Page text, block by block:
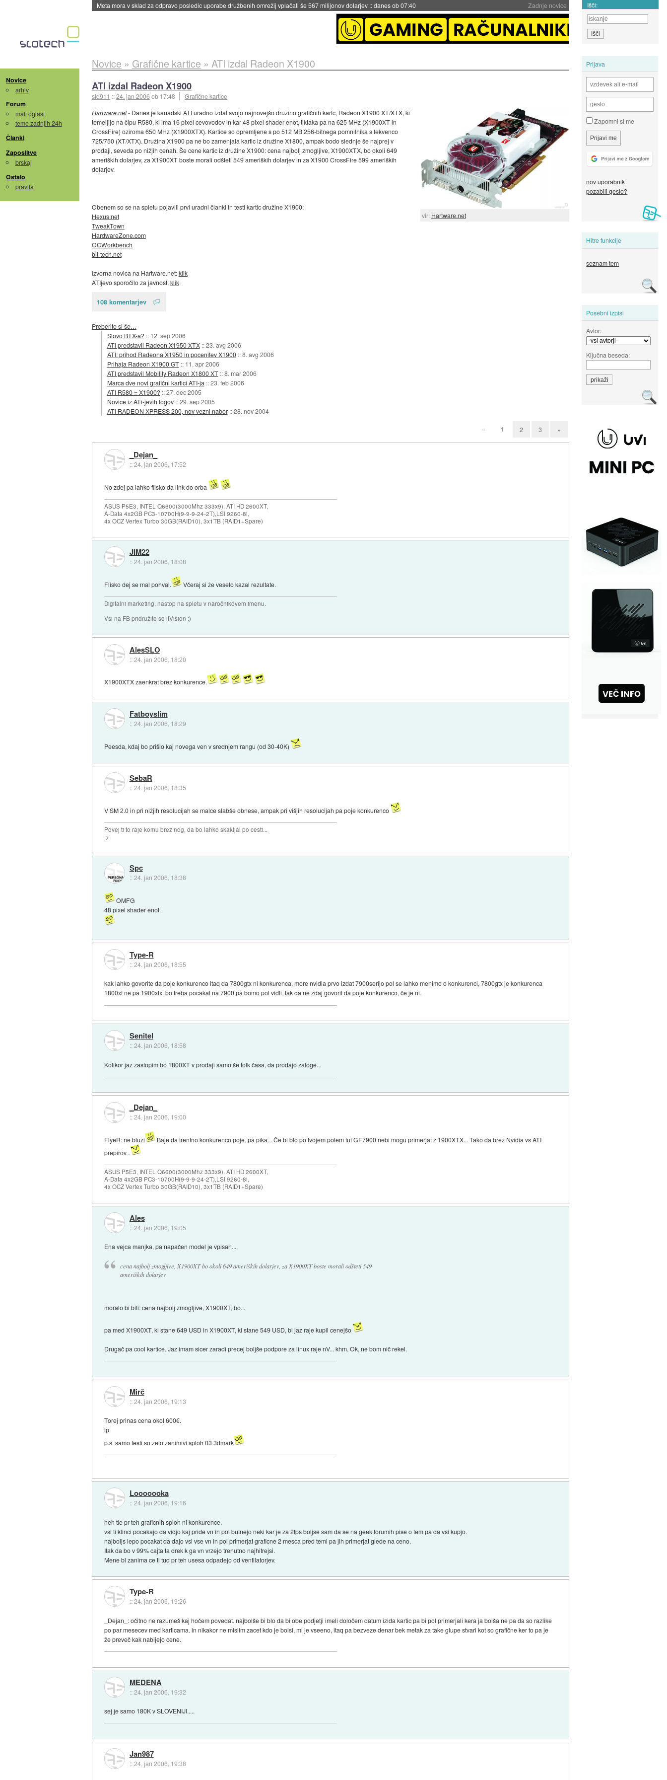
Zadnje novice
Meta mora v sklad za odpravo posledic uporabe družbenih omrežij vplačati še 567 milijonov dolarjev ::danes ob 07:40 Išči:
Novice
arhiv
Forum
mali oglasi
teme zadnjih 24h
Članki
Zaposlitve
brskaj
Ostalo
pravila
Prijava
Zapomni si me
nov uporabnik
pozabili geslo?
Hitre funkcije
seznam tem
Posebni izpisi
Avtor:
Ključna beseda:
Novice » Grafične kartice » ATI izdal Radeon X1900
ATI izdal Radeon X1900
sid911 ::24. jan 2006ob 17:48 Grafične kartice
vir: Hartware.net
Hartware.net- Danes je kanadski ATIuradno izdal svojo najnovejšo družino grafičnih kartc, Radeon X1900 XT/XTX, ki
temeljijo na čipu R580, ki ima 16 pixel cevovodov in kar 48 pixel shader enot, tiktaka pa na 625 MHz (X1900XT in
CrossFire) oziroma 650 MHz (X1900XTX). Kartice so opremljene s po 512 MB 256-bitnega pomnilnika s fekvenco
725/750 (XT/XTX). Družina X1900 pa ne bo zamenjala kartic iz družine X1800, ampak bodo slednje še najprej v
prodaji, seveda po nižjih cenah. Še cene kartic iz družine X1900: cena najbolj zmogljive, X1900XTX, bo okoli 649
ameriških dolarjev, za X1900XT boste morali odšteti 549 ameriških dolarjev in za X1900 CrossFire 599 ameriških
dolarjev.
Obenem so se na spletu pojavili prvi uradni članki in testi kartic družine X1900:
Hexus.net
TweakTown
HardwareZone.com
OCWorkbench
bit-tech.net
Izvorna novica na Hartware.net:klik
ATIjevo sporočilo za javnost:klik
108 komentarjev
Preberite si še…
Slovo BTX-a? :: 12. sep 2006
ATI predstavil Radeon X1950 XTX ::23. avg 2006
ATI: prihod Radeona X1950 in pocenitev X1900 ::8. avg 2006
Prihaja Radeon X1900 GT :: 11. apr 2006
ATI predstavil Mobility Radeon X1800 XT ::8. mar 2006
Marca dve novi grafični kartici ATI-ja ::23. feb 2006
ATI R580 = X1900? ::27. dec 2005
Novice iz ATi-jevih logov ::29. sep 2005
ATI RADEON XPRESS 200, nov vezni nabor ::28. nov 2004
« 1 2 3 »
_Dejan_
::24. jan 2006, 17:52
No zdej pa lahko flisko da link do orba
ASUS P5E3, INTEL Q6600(3000Mhz 333x9), ATI HD 2600XT,
A-Data 4x2GB PC3-10700H(9-9-9-24-2T),LSI 9260-8i,
4x OCZ Vertex Turbo 30GB(RAID10), 3x1TB (RAID1+Spare)
JIM22
::24. jan 2006, 18:08
Flisko dej se mal pohval. Včeraj si že veselo kazal rezultate.
Digitalni marketing, nastop na spletu v naročnikovem imenu.
Vsi na FB pridružite se itVision :)
AlesSLO
::24. jan 2006, 18:20
X1900XTX zaenkrat brez konkurence.
Fatboyslim
::24. jan 2006, 18:29
Peesda, kdaj bo prišlo kaj novega ven v srednjem rangu (od 30-40K)
SebaR
::24. jan 2006, 18:35
V SM 2.0 in pri nižjih resolucijah se malce slabše obnese, ampak pri višjih resolucijah pa poje konkurenco
Povej ti to raje komu brez nog, da bo lahko skakljal po cesti...
:>
Spc
::24. jan 2006, 18:38
OMFG
48 pixel shader enot.
Type-R
::24. jan 2006, 18:55
kak lahko govorite da poje konkurenco itaq da 7800gtx ni konkurenca, more nvidia prvo izdat 7900serijo pol se lahko menimo o konkurenci, 7800gtx je konkurenca
1800xt ne pa 1900xtx. bo treba pocakat na 7900 pa bomo pol vidli, tak da ne zdaj govorit da poje konkurenco, če je ni.
Senitel
::24. jan 2006, 18:58
Kolikor jaz zastopim bo 1800XT v prodaji samo še tolk časa, da prodajo zaloge...
_Dejan_
::24. jan 2006, 19:00
FlyeR: ne bluzi
Baje da trentno konkurenco poje, pa pika... Če bi blo po tvojem potem tut GF7900 nebi mogu primerjat z 1900XTX... Tako da brez Nvidia vs ATI
prepirov...
ASUS P5E3, INTEL Q6600(3000Mhz 333x9), ATI HD 2600XT,
A-Data 4x2GB PC3-10700H(9-9-9-24-2T),LSI 9260-8i,
4x OCZ Vertex Turbo 30GB(RAID10), 3x1TB (RAID1+Spare)
Ales
::24. jan 2006, 19:05
Ena vejca manjka, pa napačen model je vpisan...
cena najbolj zmogljive, X1900XT bo okoli 649 ameriških dolarjev, za X1900XT boste morali odšteti 549
ameriških dolarjev
moralo bi biti: cena najbolj zmogljive, X1900XT, bo...
pa med X1900XT, ki stane 649 USD in X1900XT, ki stane 549 USD, bi jaz raje kupil cenejšo
Drugač pa cool kartice. Jaz imam sicer zaradi precej boljše podpore za linux raje nV... khm. Ok, ne bom nič rekel.
Mirč
::24. jan 2006, 19:13
Torej prinas cena okol 600€.
lp
p.s. samo testi so zelo zanimivi sploh 03 3dmark
Looooooka
::24. jan 2006, 19:16
heh tle pr teh graficnih sploh ni konkurence.
vsi ti klinci pocakajo da vidjo kaj pride vn in pol butnejo neki kar je za 2fps boljse sam da se na geek forumih pise o tem pa da vsi kupjo.
najboljs lepo pocakat da dajo vsi vse vn in pol primerjat graficne 2 mesca pred temi pa jih primerjat glede na ceno.
Itak da bo v 99% cajta ta drek k ga vn vrzejo trenutno najhitrejsi.
Mene bl zanima ce ti tud pr teh usesa odpadejo od ventilatorjev.
Type-R
::24. jan 2006, 19:26
_Dejan_: očitno ne razumeš kaj hočem povedat. najbolše bi blo da bi obe podjetji imeli določem datum izida kartic pa bi pol primerjali kera ja bolša ne pa da so razlike
po par mesecev med karticama. in nikakor ne mislim zacet kdo je bolsi, mi je vseeno, itaq pa bezveze denar bek metak za take glupe stvari kot so grafične ker to pa je
že preveč kak nabijejo cene.
MEDENA
::24. jan 2006, 19:32
sej je samo 180K v SLOVENIJI.....
Jan987
::24. jan 2006, 19:38